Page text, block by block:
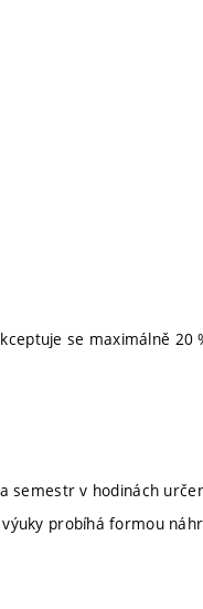
se maximálně 20
semestr v hodinách
probíhá formou